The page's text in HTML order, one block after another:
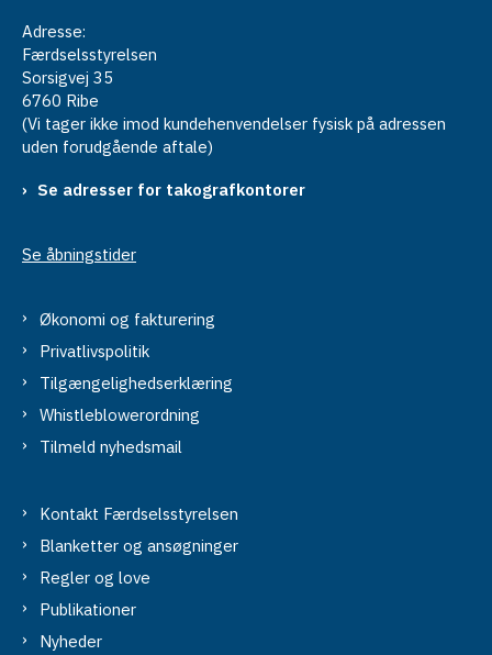
Adresse:
Færdselsstyrelsen
Sorsigvej 35
6760 Ribe
(Vi tager ikke imod kundehenvendelser fysisk på adressen
uden forudgående aftale)
Se adresser for takografkontorer
Se åbningstider
Økonomi og fakturering
Privatlivspolitik
Tilgængelighedserklæring
Whistleblowerordning
Tilmeld nyhedsmail
Kontakt Færdselsstyrelsen
Blanketter og ansøgninger
Regler og love
Publikationer
Nyheder